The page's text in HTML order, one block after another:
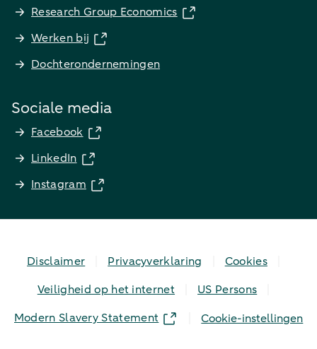
Research Group Economics
Werken bij
Dochterondernemingen
Sociale media
Facebook
LinkedIn
Instagram
Disclaimer Privacyverklaring
Cookies
Veiligheid op het internet
US Persons
Modern Slavery Statement
Cookie-instellingen